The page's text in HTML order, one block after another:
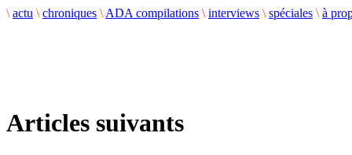
\ actu \ chroniques \ ADA compilations \ interviews \ spéciales \ à
Articles suivants